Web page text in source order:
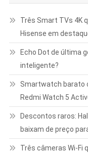
Três Smart TVs 4K
Hisense em
Echo Dot de última
inteligente?
Smartwatch barato
Redmi Watch 5
Descontos raros:
baixam de preço
Três câmeras Wi-Fi